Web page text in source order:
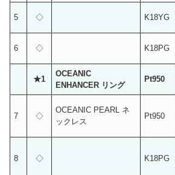
5 ◇ K18YG
6 ◇ K18PG
★1
OCEANIC
ENHANCER リング
Pt950
7 ◇
OCEANIC PEARL ネ
ックレス
Pt950
8 ◇ K18PG